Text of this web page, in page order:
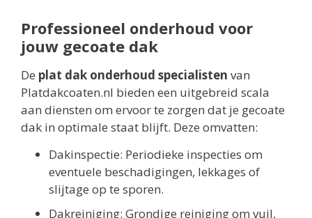
Professioneel onderhoud voor
jouw gecoate dak
De plat dak onderhoud specialisten van
Platdakcoaten.nl bieden een uitgebreid scala
aan diensten om ervoor te zorgen dat je gecoate
dak in optimale staat blijft. Deze omvatten:
Dakinspectie: Periodieke inspecties om
eventuele beschadigingen, lekkages of
slijtage op te sporen.
Dakreiniging: Grondige reiniging om vuil,